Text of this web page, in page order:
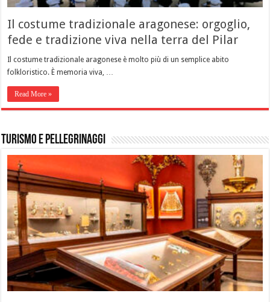
Il costume tradizionale aragonese: orgoglio,
fede e tradizione viva nella terra del Pilar
Il costume tradizionale aragonese è molto più di un semplice abito
folkloristico. È memoria viva, …
Read More »
Turismo e Pellegrinaggi